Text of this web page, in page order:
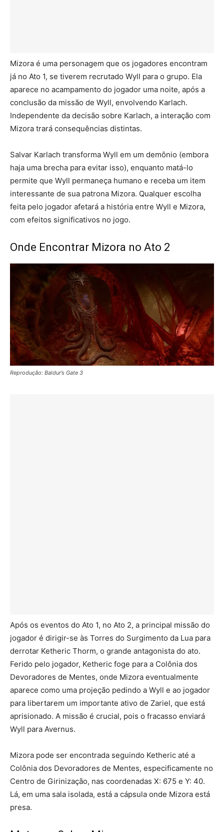
Mizora é uma personagem que os jogadores encontram
já no Ato 1, se tiverem recrutado Wyll para o grupo. Ela
aparece no acampamento do jogador uma noite, após a
conclusão da missão de Wyll, envolvendo Karlach.
Independente da decisão sobre Karlach, a interação com
Mizora trará consequências distintas.
Salvar Karlach transforma Wyll em um demônio (embora
haja uma brecha para evitar isso), enquanto matá-lo
permite que Wyll permaneça humano e receba um item
interessante de sua patrona Mizora. Qualquer escolha
feita pelo jogador afetará a história entre Wyll e Mizora,
com efeitos significativos no jogo.
Onde Encontrar Mizora no Ato 2
Reprodução: Baldur’s Gate 3
Após os eventos do Ato 1, no Ato 2, a principal missão do
jogador é dirigir-se às Torres do Surgimento da Lua para
derrotar Ketheric Thorm, o grande antagonista do ato.
Ferido pelo jogador, Ketheric foge para a Colônia dos
Devoradores de Mentes, onde Mizora eventualmente
aparece como uma projeção pedindo a Wyll e ao jogador
para libertarem um importante ativo de Zariel, que está
aprisionado. A missão é crucial, pois o fracasso enviará
Wyll para Avernus.
Mizora pode ser encontrada seguindo Ketheric até a
Colônia dos Devoradores de Mentes, especificamente no
Centro de Girinização, nas coordenadas X: 675 e Y: 40.
Lá, em uma sala isolada, está a cápsula onde Mizora está
presa.